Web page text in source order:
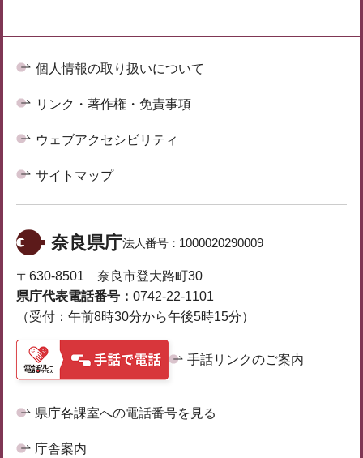
個人情報の取り扱いについて
リンク・著作権・免責事項
ウェブアクセシビリティ
サイトマップ
奈良県庁法人番号： 1000020290009
〒630-8501 奈良市登大路町30
県庁代表電話番号： 0742-22-1101
（受付：午前8時30分から午後5時15分）
手話リンクのご案内
県庁各課室への電話番号を見る
庁舎案内